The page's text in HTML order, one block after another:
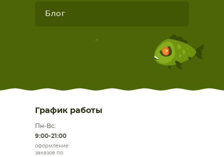
Блог
График работы
Пн-Вс:
9:00-21:00
оформление
заказов по